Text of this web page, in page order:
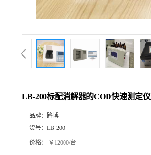
品
厅
LB-200标配消解器的COD快速测定仪
品牌： 路博
货号： LB-200
价格： ￥12000/台